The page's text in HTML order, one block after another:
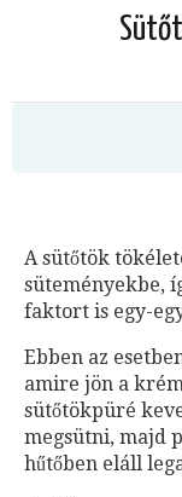
A sütőtök
süteményekbe,
faktort is egy-
Ebben az
amire jön a
sütőtökpüré
megsütni, majd
hűtőben eláll